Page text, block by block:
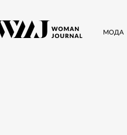
МОДА